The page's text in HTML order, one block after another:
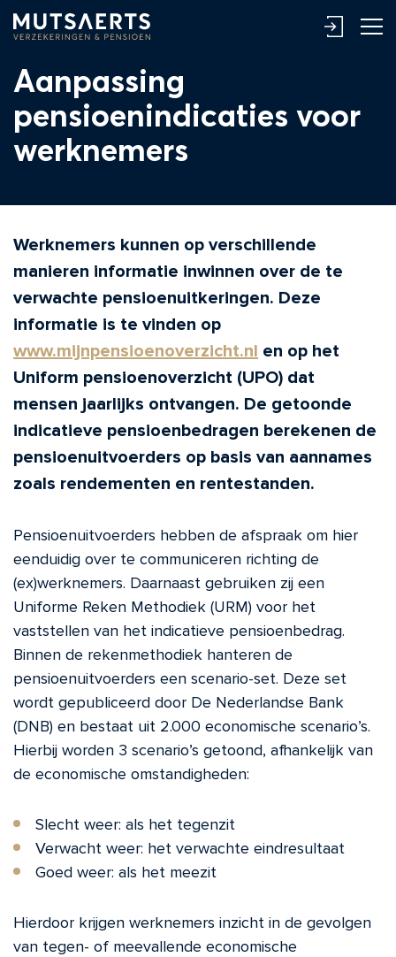
Aanpassing
pensioenindicaties voor
werknemers
Werknemers kunnen op verschillende
manieren informatie inwinnen over de te
verwachte pensioenuitkeringen. Deze
informatie is te vinden op
www.mijnpensioenoverzicht.nl en op het
Uniform pensioenoverzicht (UPO) dat
mensen jaarlijks ontvangen. De getoonde
indicatieve pensioenbedragen berekenen de
pensioenuitvoerders op basis van aannames
zoals rendementen en rentestanden.
Pensioenuitvoerders hebben de afspraak om hier
eenduidig over te communiceren richting de
(ex)werknemers. Daarnaast gebruiken zij een
Uniforme Reken Methodiek (URM) voor het
vaststellen van het indicatieve pensioenbedrag.
Binnen de rekenmethodiek hanteren de
pensioenuitvoerders een scenario-set. Deze set
wordt gepubliceerd door De Nederlandse Bank
(DNB) en bestaat uit 2.000 economische scenario’s.
Hierbij worden 3 scenario’s getoond, afhankelijk van
de economische omstandigheden:
Slecht weer: als het tegenzit
Verwacht weer: het verwachte eindresultaat
Goed weer: als het meezit
Hierdoor krijgen werknemers inzicht in de gevolgen
van tegen- of meevallende economische